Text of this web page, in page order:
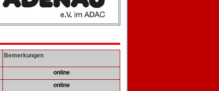
Bemerkungen
online
online